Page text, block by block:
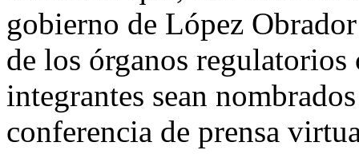
gobierno de López
de los órganos
integrantes sean
conferencia de prensa